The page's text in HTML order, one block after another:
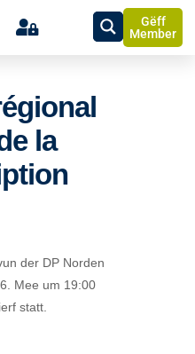
Gëff
Member
la
der DP Norden
Mee um 19:00
statt.